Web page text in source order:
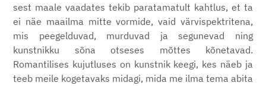
sest maale vaadates tekib paratamatult kahtlus, et ta
ei näe maailma mitte vormide, vaid värvispektritena,
mis peegelduvad, murduvad ja segunevad ning
kunstnikku sõna otseses mõttes kõnetavad.
Romantilises kujutluses on kunstnik keegi, kes näeb ja
teeb meile kogetavaks midagi, mida me ilma tema abita